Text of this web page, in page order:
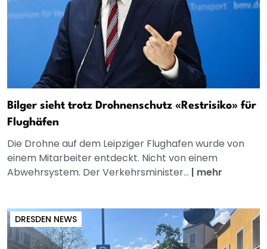
Bilger sieht trotz Drohnenschutz «Restrisiko» für
Flughäfen
Die Drohne auf dem Leipziger Flughafen wurde von
einem Mitarbeiter entdeckt. Nicht von einem
Abwehrsystem. Der Verkehrsminister... | mehr
DRESDEN NEWS